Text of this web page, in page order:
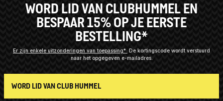
WORD LID VAN CLUBHUMMEL EN
BESPAAR 15% OP JE EERSTE
BESTELLING*
Er zijn enkele uitzonderingen van toepassing* De kortingscode wordt verstuurd
naar het opgegeven e-mailadres.
WORD LID VAN CLUB HUMMEL